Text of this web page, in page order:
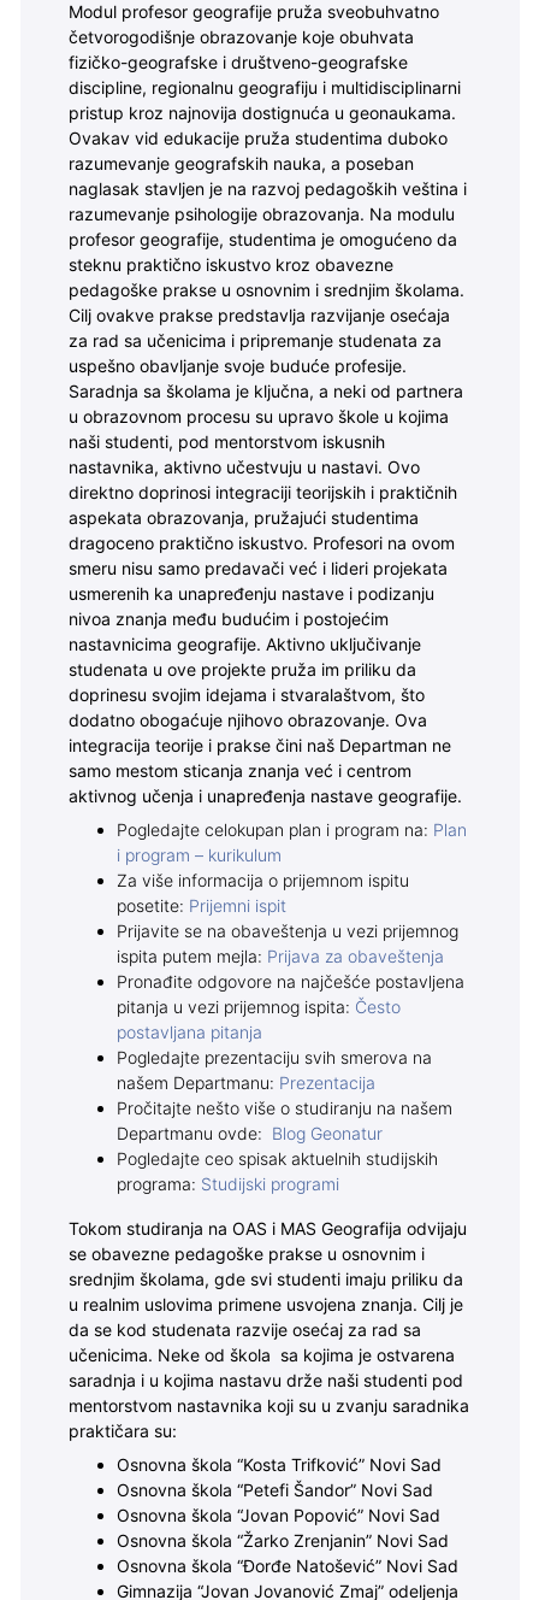
Modul profesor geografije pruža sveobuhvatno
četvorogodišnje obrazovanje koje obuhvata
fizičko-geografske i društveno-geografske
discipline, regionalnu geografiju i multidisciplinarni
pristup kroz najnovija dostignuća u geonaukama.
Ovakav vid edukacije pruža studentima duboko
razumevanje geografskih nauka, a poseban
naglasak stavljen je na razvoj pedagoških veština i
razumevanje psihologije obrazovanja. Na modulu
profesor geografije, studentima je omogućeno da
steknu praktično iskustvo kroz obavezne
pedagoške prakse u osnovnim i srednjim školama.
Cilj ovakve prakse predstavlja razvijanje osećaja
za rad sa učenicima i pripremanje studenata za
uspešno obavljanje svoje buduće profesije.
Saradnja sa školama je ključna, a neki od partnera
u obrazovnom procesu su upravo škole u kojima
naši studenti, pod mentorstvom iskusnih
nastavnika, aktivno učestvuju u nastavi. Ovo
direktno doprinosi integraciji teorijskih i praktičnih
aspekata obrazovanja, pružajući studentima
dragoceno praktično iskustvo. Profesori na ovom
smeru nisu samo predavači već i lideri projekata
usmerenih ka unapređenju nastave i podizanju
nivoa znanja među budućim i postojećim
nastavnicima geografije. Aktivno uključivanje
studenata u ove projekte pruža im priliku da
doprinesu svojim idejama i stvaralaštvom, što
dodatno obogaćuje njihovo obrazovanje. Ova
integracija teorije i prakse čini naš Departman ne
samo mestom sticanja znanja već i centrom
aktivnog učenja i unapređenja nastave geografije.
Pogledajte celokupan plan i program na: Plan
i program – kurikulum
Za više informacija o prijemnom ispitu
posetite: Prijemni ispit
Prijavite se na obaveštenja u vezi prijemnog
ispita putem mejla: Prijava za obaveštenja
Pronađite odgovore na najčešće postavljena
pitanja u vezi prijemnog ispita: Često
postavljana pitanja
Pogledajte prezentaciju svih smerova na
našem Departmanu: Prezentacija
Pročitajte nešto više o studiranju na našem
Departmanu ovde: Blog Geonatur
Pogledajte ceo spisak aktuelnih studijskih
programa: Studijski programi
Tokom studiranja na OAS i MAS Geografija odvijaju
se obavezne pedagoške prakse u osnovnim i
srednjim školama, gde svi studenti imaju priliku da
u realnim uslovima primene usvojena znanja. Cilj je
da se kod studenata razvije osećaj za rad sa
učenicima. Neke od škola sa kojima je ostvarena
saradnja i u kojima nastavu drže naši studenti pod
mentorstvom nastavnika koji su u zvanju saradnika
praktičara su:
Osnovna škola “Kosta Trifković” Novi Sad
Osnovna škola “Petefi Šandor” Novi Sad
Osnovna škola “Jovan Popović” Novi Sad
Osnovna škola “Žarko Zrenjanin” Novi Sad
Osnovna škola “Đorđe Natošević” Novi Sad
Gimnazija “Jovan Jovanović Zmaj” odeljenja